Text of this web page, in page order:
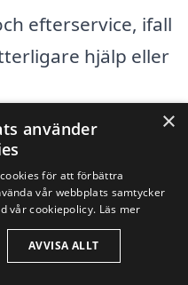
efterservice, ifall
hjälp eller
är avgörande för
önskar. Genom
städer,
av
×
använder
för att förbättra
vår webbplats samtycker
vår cookiepolicy. Läs mer
AVVISA ALLT